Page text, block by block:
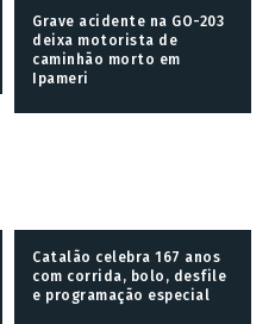
Grave acidente na GO-203
deixa motorista de
caminhão morto em
Ipameri
Catalão celebra 167 anos
com corrida, bolo, desfile
e programação especial